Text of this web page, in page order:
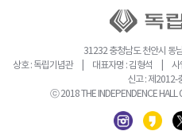
31232 충청남도 천안시 동
상호 : 독립기념관 | 대표자명 : 김형석 | 사
신고 : 제2012-
ⓒ 2018 THE INDEPENDENCE HALL